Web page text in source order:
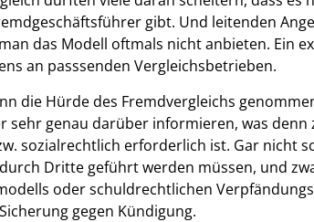
gibt. Und leitenden
das Modell oftmals nicht anbieten. Ein
an passsenden Vergleichsbetrieben.
die Hürde des Fremdvergleichs
sehr genau darüber informieren, was
sozialrechtlich erforderlich ist. Gar nicht
Dritte geführt werden müssen, und
oder schuldrechtlichen
gegen Kündigung.